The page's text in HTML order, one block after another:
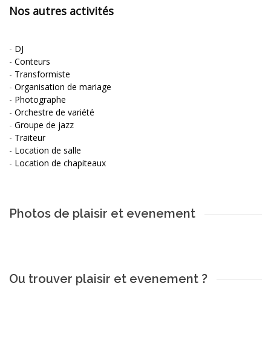
Nos autres activités
- DJ
- Conteurs
- Transformiste
- Organisation de mariage
- Photographe
- Orchestre de variété
- Groupe de jazz
- Traiteur
- Location de salle
- Location de chapiteaux
Photos de plaisir et evenement
Ou trouver plaisir et evenement ?